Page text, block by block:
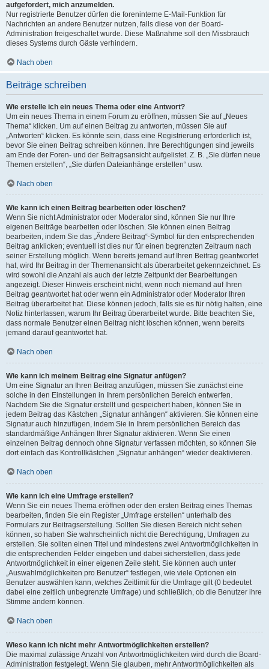
aufgefordert, mich anzumelden.
Nur registrierte Benutzer dürfen die foreninterne E-Mail-Funktion für
Nachrichten an andere Benutzer nutzen, falls diese von der Board-
Administration freigeschaltet wurde. Diese Maßnahme soll den Missbrauch
dieses Systems durch Gäste verhindern.
Nach oben
Beiträge schreiben
Wie erstelle ich ein neues Thema oder eine Antwort?
Um ein neues Thema in einem Forum zu eröffnen, müssen Sie auf „Neues
Thema“ klicken. Um auf einen Beitrag zu antworten, müssen Sie auf
„Antworten“ klicken. Es könnte sein, dass eine Registrierung erforderlich ist,
bevor Sie einen Beitrag schreiben können. Ihre Berechtigungen sind jeweils
am Ende der Foren- und der Beitragsansicht aufgelistet. Z. B. „Sie dürfen neue
Themen erstellen“, „Sie dürfen Dateianhänge erstellen“ usw.
Nach oben
Wie kann ich einen Beitrag bearbeiten oder löschen?
Wenn Sie nicht Administrator oder Moderator sind, können Sie nur Ihre
eigenen Beiträge bearbeiten oder löschen. Sie können einen Beitrag
bearbeiten, indem Sie das „Ändere Beitrag“-Symbol für den entsprechenden
Beitrag anklicken; eventuell ist dies nur für einen begrenzten Zeitraum nach
seiner Erstellung möglich. Wenn bereits jemand auf Ihren Beitrag geantwortet
hat, wird Ihr Beitrag in der Themenansicht als überarbeitet gekennzeichnet. Es
wird sowohl die Anzahl als auch der letzte Zeitpunkt der Bearbeitungen
angezeigt. Dieser Hinweis erscheint nicht, wenn noch niemand auf Ihren
Beitrag geantwortet hat oder wenn ein Administrator oder Moderator Ihren
Beitrag überarbeitet hat. Diese können jedoch, falls sie es für nötig halten, eine
Notiz hinterlassen, warum Ihr Beitrag überarbeitet wurde. Bitte beachten Sie,
dass normale Benutzer einen Beitrag nicht löschen können, wenn bereits
jemand darauf geantwortet hat.
Nach oben
Wie kann ich meinem Beitrag eine Signatur anfügen?
Um eine Signatur an Ihren Beitrag anzufügen, müssen Sie zunächst eine
solche in den Einstellungen in Ihrem persönlichen Bereich entwerfen.
Nachdem Sie die Signatur erstellt und gespeichert haben, können Sie in
jedem Beitrag das Kästchen „Signatur anhängen“ aktivieren. Sie können eine
Signatur auch hinzufügen, indem Sie in Ihrem persönlichen Bereich das
standardmäßige Anhängen Ihrer Signatur aktivieren. Wenn Sie einen
einzelnen Beitrag dennoch ohne Signatur verfassen möchten, so können Sie
dort einfach das Kontrollkästchen „Signatur anhängen“ wieder deaktivieren.
Nach oben
Wie kann ich eine Umfrage erstellen?
Wenn Sie ein neues Thema eröffnen oder den ersten Beitrag eines Themas
bearbeiten, finden Sie ein Register „Umfrage erstellen“ unterhalb des
Formulars zur Beitragserstellung. Sollten Sie diesen Bereich nicht sehen
können, so haben Sie wahrscheinlich nicht die Berechtigung, Umfragen zu
erstellen. Sie sollten einen Titel und mindestens zwei Antwortmöglichkeiten in
die entsprechenden Felder eingeben und dabei sicherstellen, dass jede
Antwortmöglichkeit in einer eigenen Zeile steht. Sie können auch unter
„Auswahlmöglichkeiten pro Benutzer“ festlegen, wie viele Optionen ein
Benutzer auswählen kann, welches Zeitlimit für die Umfrage gilt (0 bedeutet
dabei eine zeitlich unbegrenzte Umfrage) und schließlich, ob die Benutzer ihre
Stimme ändern können.
Nach oben
Wieso kann ich nicht mehr Antwortmöglichkeiten erstellen?
Die maximal zulässige Anzahl von Antwortmöglichkeiten wird durch die Board-
Administration festgelegt. Wenn Sie glauben, mehr Antwortmöglichkeiten als